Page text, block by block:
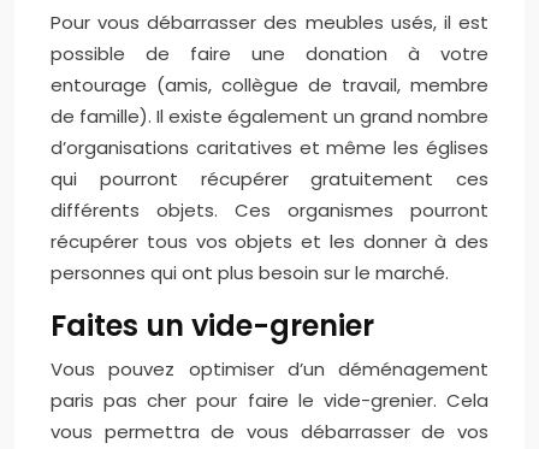
Pour vous débarrasser des meubles usés, il est
possible de faire une donation à votre
entourage (amis, collègue de travail, membre
de famille). Il existe également un grand nombre
d’organisations caritatives et même les églises
qui pourront récupérer gratuitement ces
différents objets. Ces organismes pourront
récupérer tous vos objets et les donner à des
personnes qui ont plus besoin sur le marché.
Faites un vide-grenier
Vous pouvez optimiser d’un déménagement
paris pas cher pour faire le vide-grenier. Cela
vous permettra de vous débarrasser de vos